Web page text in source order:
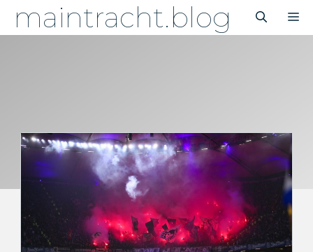
Inhaltmaintracht.blog